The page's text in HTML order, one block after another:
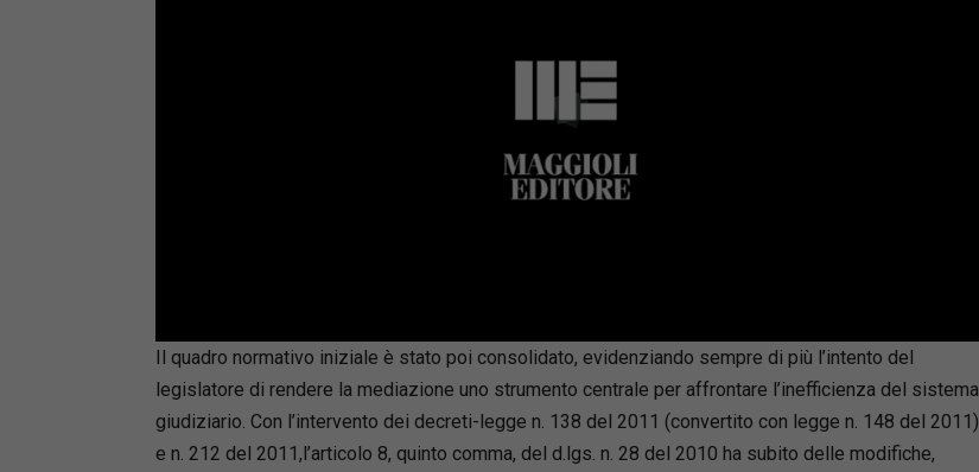
Il quadro normativo iniziale è stato poi consolidato, evidenziando sempre di più l’intento del
legislatore di rendere la mediazione uno strumento centrale per affrontare l’inefficienza del sistema
giudiziario. Con l’intervento dei decreti-legge n. 138 del 2011 (convertito con legge n. 148 del 2011)
e n. 212 del 2011,l’articolo 8, quinto comma, del d.lgs. n. 28 del 2010 ha subito delle modifiche,